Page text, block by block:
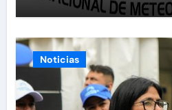
Noticias